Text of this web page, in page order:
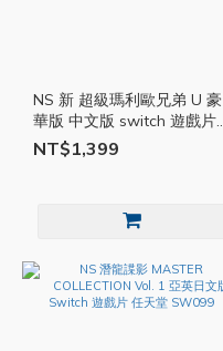
NS 新 超級瑪利歐兄弟 U 豪
華版 中文版 switch 遊戲片
任天堂 Q哥 SW099
NT$1,399